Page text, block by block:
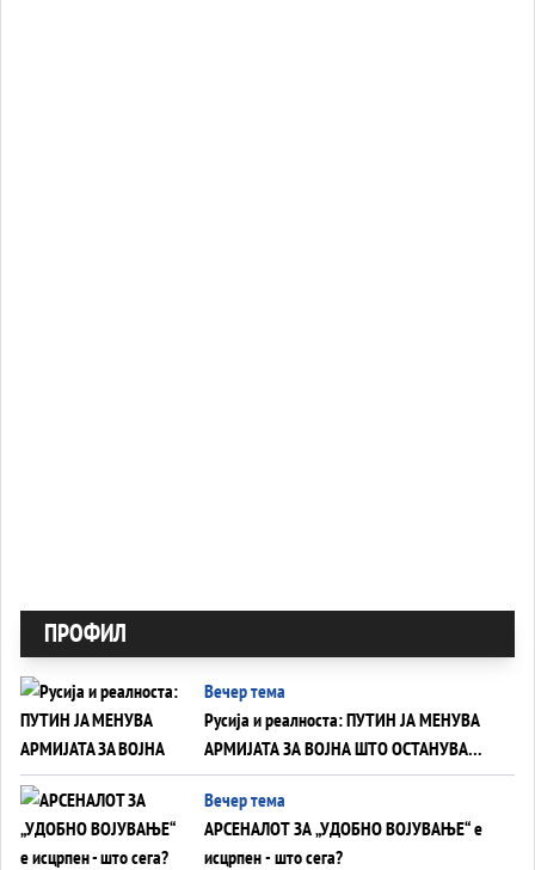
ПРОФИЛ
Вечер тема
Русија и реалноста: ПУТИН ЈА МЕНУВА
АРМИЈАТА ЗА ВОЈНА ШТО ОСТАНУВА
БЕЗ ФРОНТ
Вечер тема
АРСЕНАЛОТ ЗА „УДОБНО ВОЈУВАЊЕ“ е
исцрпен - што сега?